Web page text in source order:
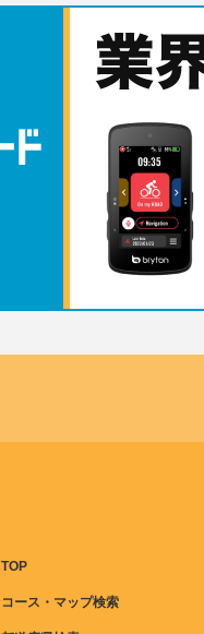
TOP
コース・マップ検索